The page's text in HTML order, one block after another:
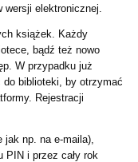
elektronicznej.
książek. Każdy
bądź też nowo
W przypadku już
biblioteki, by otrzymać
Rejestracji
np. na e-maila),
PIN i przez cały rok